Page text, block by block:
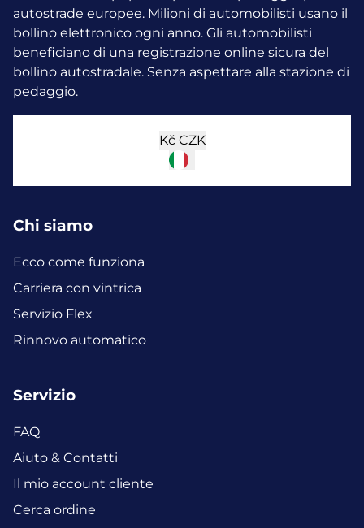
autostrade europee. Milioni di automobilisti usano il
bollino elettronico ogni anno. Gli automobilisti
beneficiano di una registrazione online sicura del
bollino autostradale. Senza aspettare alla stazione di
pedaggio.
Kč CZK
Chi siamo
Ecco come funziona
Carriera con vintrica
Servizio Flex
Rinnovo automatico
Servizio
FAQ
Aiuto & Contatti
Il mio account cliente
Cerca ordine